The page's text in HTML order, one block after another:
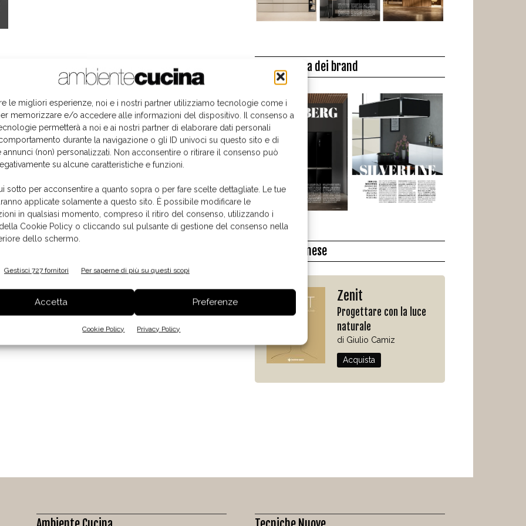
le migliori esperienze, noi e i nostri partner utilizziamo tecnologie come i
memorizzare e/o accedere alle informazioni del dispositivo. Il consenso a
permetterà a noi e ai nostri partner di elaborare dati personali
durante la navigazione o gli ID univoci su questo sito e di
annunci (non) personalizzati. Non acconsentire o ritirare il consenso può
su alcune caratteristiche e funzioni.
sotto per acconsentire a quanto sopra o per fare scelte dettagliate. Le tue
applicate solamente a questo sito. È possibile modificare le
in qualsiasi momento, compreso il ritiro del consenso, utilizzando i
Cookie Policy o cliccando sul pulsante di gestione del consenso nella
dello schermo.
Gestisci 727 fornitori Per saperne di più su questi scopi
Accetta Preferenze
Cookie Policy Privacy Policy
La biblioteca dei brand
Il libro del mese
Zenit
Progettare con la luce
naturale
di Giulio Camiz
Acquista